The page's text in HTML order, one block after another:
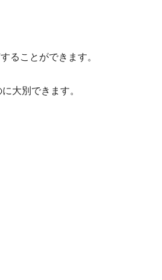
ることができます。
大別できます。